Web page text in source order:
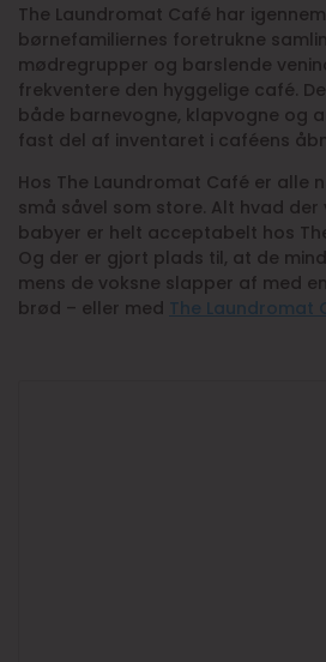
The Laundromat Café har
børnefamiliernes foretrukne
mødregrupper og barslende
frekventere den hyggelige café.
både barnevogne, klapvogne og
fast del af inventaret i caféens
Hos The Laundromat Café er alle
små såvel som store. Alt hvad
babyer er helt acceptabelt hos
Og der er gjort plads til, at de
mens de voksne slapper af med
brød – eller med The Laundromat